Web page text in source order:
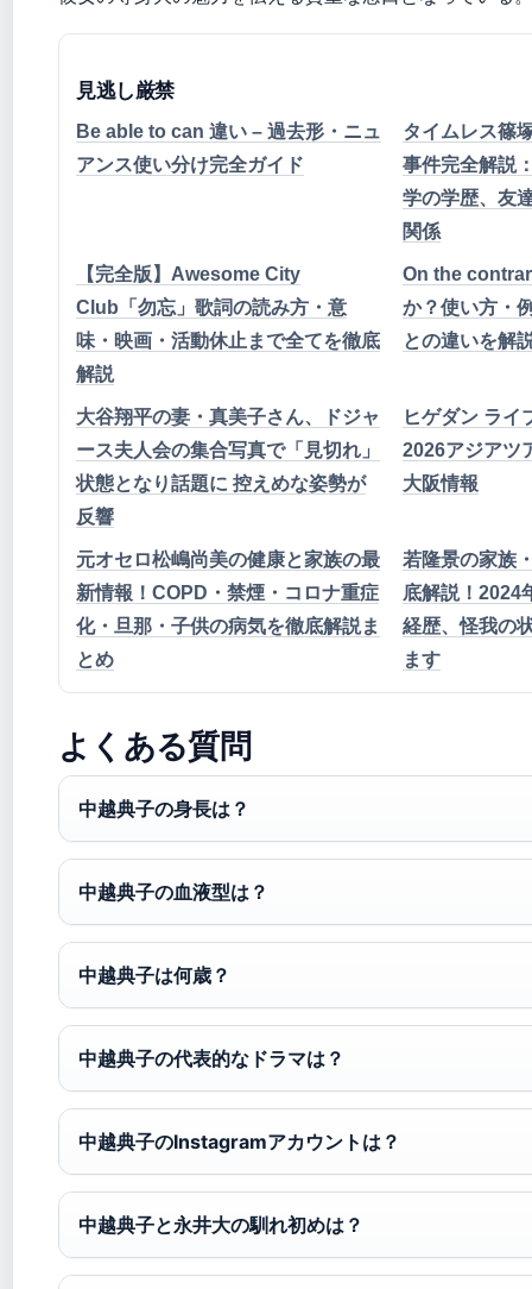
見逃し厳禁
Be able to can 違い – 過去形・ニュ
アンス使い分け完全ガイド
タイムレス篠
事件完全解説
学の学歴、友
関係
【完全版】Awesome City
Club「勿忘」歌詞の読み方・意
味・映画・活動休止まで全てを徹底
解説
On the
か？使い方・
との違いを解
大谷翔平の妻・真美子さん、ドジャ
ース夫人会の集合写真で「見切れ」
状態となり話題に 控えめな姿勢が
反響
ヒゲダン ライ
2026アジアツ
大阪情報
元オセロ松嶋尚美の健康と家族の最
新情報！COPD・禁煙・コロナ重症
化・旦那・子供の病気を徹底解説ま
とめ
若隆景の家族
底解説！2024
経歴、怪我の
ます
よくある質問
中越典子の身長は？
中越典子の血液型は？
中越典子は何歳？
中越典子の代表的なドラマは？
中越典子のInstagramアカウントは？
中越典子と永井大の馴れ初めは？